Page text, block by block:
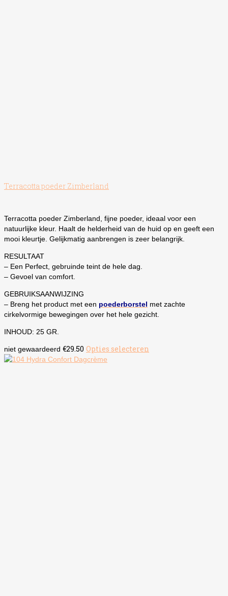
Terracotta poeder Zimberland
Terracotta poeder Zimberland, fijne poeder, ideaal voor een
natuurlijke kleur. Haalt de helderheid van de huid op en geeft een
mooi kleurtje. Gelijkmatig aanbrengen is zeer belangrijk.
RESULTAAT
– Een Perfect, gebruinde teint de hele dag.
– Gevoel van comfort.
GEBRUIKSAANWIJZING
– Breng het product met een poederborstel met zachte
cirkelvormige bewegingen over het hele gezicht.
INHOUD: 25 GR.
niet gewaardeerd €29.50 Opties selecteren